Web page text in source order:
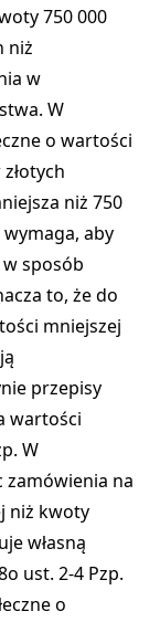
750 000
niż
w
W
o wartości
niż 750
aby
sposób
to, że do
mniejszej
przepisy
wartości
W
zamówienia na
niż kwoty
własną
ust. 2-4 Pzp.
o